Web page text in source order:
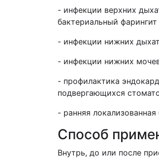
- инфекции верхних
бактериальный фарингит
- инфекции нижних
- инфекции нижних
- профилактика
подвергающихся
- ранняя
Способ
Внутрь, до или после